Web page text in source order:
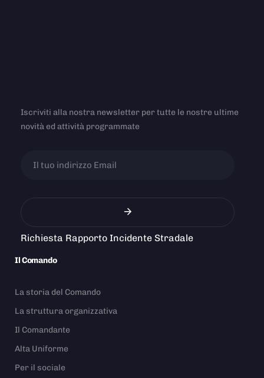
Iscriviti alla nostra newsletter per tutte le nostre ultime
novità ed attività programmate
Richiesta Rapporto Incidente Stradale
Il Comando
La storia del Comando
La struttura organizzativa
Il Comandante
Alta Uniforme
Per il sociale